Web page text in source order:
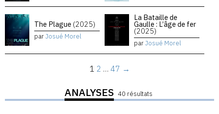
The Plague (2025)
parJosué Morel
La Bataille de
Gaulle : L’âge de fer
(2025)
parJosué Morel
1 2 … 47 →
ANALYSES 40 résultats